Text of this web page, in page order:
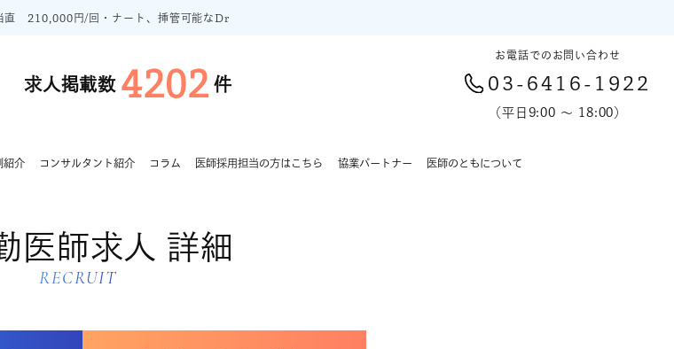
直 210,000円/回・ナート、挿管可能なDr
求人掲載数 4202 件
お電話でのお問い合わせ
03-6416-1922
（平日9:00 〜 18:00）
紹介 コンサルタント紹介 コラム 医師採用担当の方はこちら 協業パートナー 医師のともについて
医師求人 詳細
RECRUIT